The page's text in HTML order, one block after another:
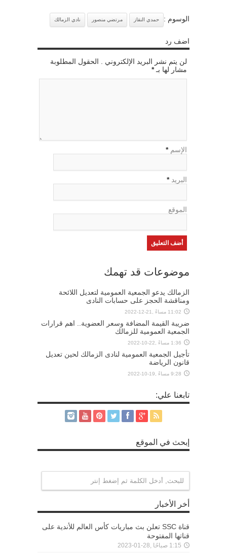
الوسوم : حمدي النقاز مرتضي منصور نادي الزمالك
اضف رد
لن يتم نشر البريد الإلكتروني . الحقول المطلوبة
مشار لها بـ*
الإسم *
البريد *
الموقع
موضوعات قد تهمك
الزمالك يدعو الجمعية العمومية لتعديل اللائحة
ومناقشة الحجز على حسابات النادى
11:02 مساءً ,21-12-2022
ضريبة القيمة المضافة وسعر العضوية.. اهم قرارات
الجمعية العمومية للزمالك
1:36 مساءً ,22-10-2022
تأجيل الجمعية العمومية لنادى الزمالك لحين تعديل
قانون الرياضة
9:28 مساءً ,19-10-2022
تابعنا علي:
إبحث في الموقع
أخر الأخبار
قناة SSC تعلن بث مباريات كأس العالم للأندية على
قناتها المفتوحة
1:15 صباحًا ,28-01-2023